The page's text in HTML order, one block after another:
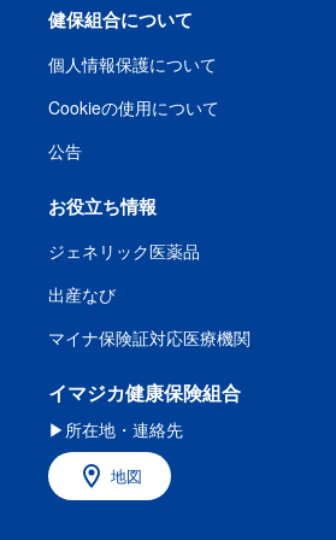
健保組合について
個人情報保護について
Cookieの使用について
公告
お役立ち情報
ジェネリック医薬品
出産なび
マイナ保険証対応医療機関
イマジカ健康保険組合
▶所在地・連絡先
地図